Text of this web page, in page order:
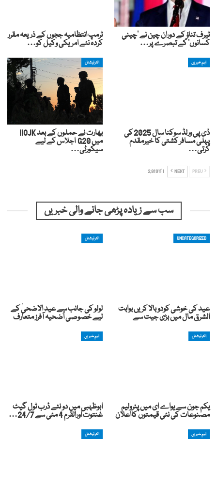
ٹیرف تناؤ کے دوران چین نے 'چینی
کسانوں' کے تبصرے پر…
ٹرمپ انتظامیہ ججوں کے ذریعہ مقرر
کردہ نئے امریکی وکیل کو…
اہم خبریں
ڈی پی ورلڈ سوکنا سال 2025 کی
پہلی مسافر کشتی کا خیرمقدم
کرتی…
انٹرنیشنل
بھارت نے حملوں کے بعد IIOJK
میں G20 اجلاس کے لیے
سیکورٹی…
NEXT 1 کا 2,819
سب سے زیادہ پڑھی جانے والی خبریں
UNCATEGORIZED
عید کی خوشی کودوبالا کریں بوابت
الشرق مال میں بڑی جیت سے
انٹرنیشنل
لولو کی جانب سے عید الاضحیٰ کے
لیے خصوصی اُضحیہ آفرز متعارف
انٹرنیشنل
یکم جون سے یواے ای میں پٹرولیم
مصنوعات کی نئی قیمتوں کااعلان
اہم خبریں
ابوظہبی میں دو نئے ڈرب ٹول گیٹ
غنتوت اورالقرم 4 مئی سے 24/7…
اہم خبریں انٹرنیشنل